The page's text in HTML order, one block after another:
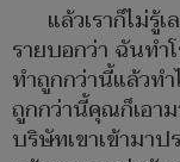
แล้วเราก็ไม่รู้
รายบอกว่า ฉันทำ
ทำถูกกว่านี้แล้วทำ
ถูกกว่านี้คุณก็เอา
บริษัทเขาเข้ามา